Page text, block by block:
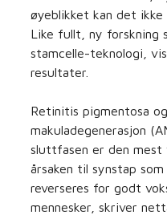
øyeblikket kan det ikke
Like fullt, ny forskning
stamcelle-teknologi,
resultater.
Retinitis pigmentosa
makuladegenerasjon
sluttfasen er den mest
årsaken til synstap som
reverseres for godt
mennesker, skriver